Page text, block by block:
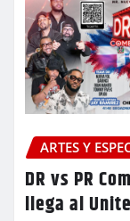
ARTES Y
DR vs PR
llega al